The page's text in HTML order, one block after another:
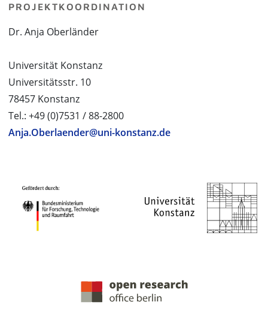
PROJEKTKOORDINATION
Dr. Anja Oberländer
Universität Konstanz
Universitätsstr. 10
78457 Konstanz
Tel.: +49 (0)7531 / 88-2800
Anja.Oberlaender@uni-konstanz.de